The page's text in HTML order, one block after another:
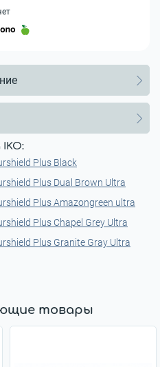
Plus Black
Plus Dual Brown Ultra
Plus Amazongreen ultra
Plus Chapel Grey Ultra
Plus Granite Gray Ultra
товары